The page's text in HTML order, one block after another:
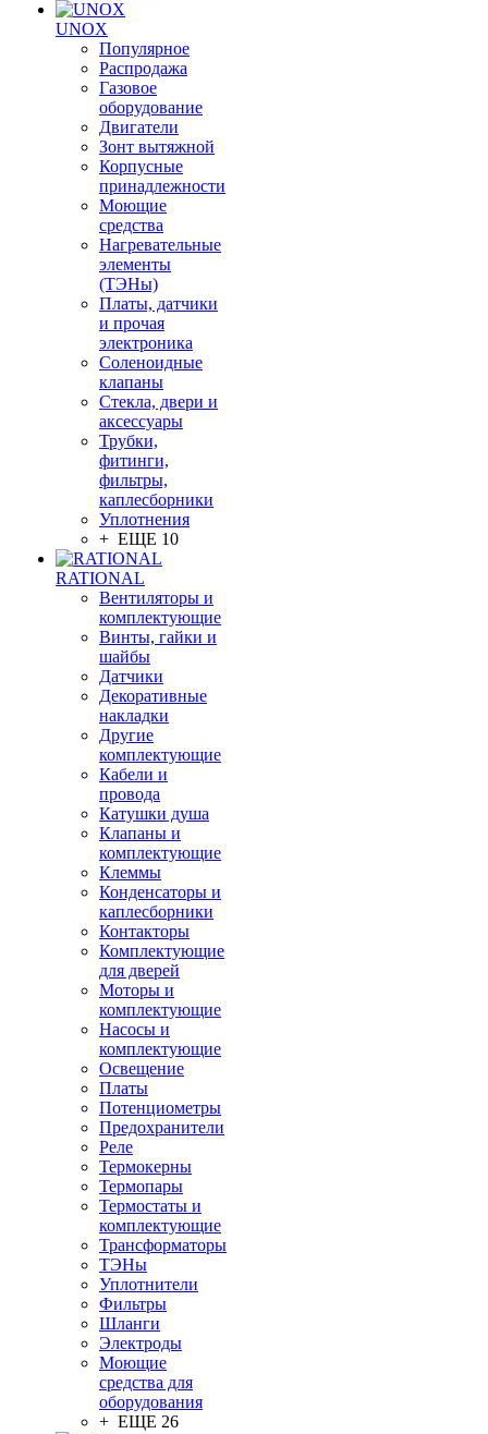
UNOX
Популярное
Распродажа
Газовое
оборудование
Двигатели
Зонт вытяжной
Корпусные
принадлежности
Моющие
средства
Нагревательные
элементы
(ТЭНы)
Платы, датчики
и прочая
электроника
Соленоидные
клапаны
Стекла, двери и
аксессуары
Трубки,
фитинги,
фильтры,
каплесборники
Уплотнения
+ ЕЩЕ 10
RATIONAL
Вентиляторы и
комплектующие
Винты, гайки и
шайбы
Датчики
Декоративные
накладки
Другие
комплектующие
Кабели и
провода
Катушки душа
Клапаны и
комплектующие
Клеммы
Конденсаторы и
каплесборники
Контакторы
Комплектующие
для дверей
Моторы и
комплектующие
Насосы и
комплектующие
Освещение
Платы
Потенциометры
Предохранители
Реле
Термокерны
Термопары
Термостаты и
комплектующие
Трансформаторы
ТЭНы
Уплотнители
Фильтры
Шланги
Электроды
Моющие
средства для
оборудования
+ ЕЩЕ 26